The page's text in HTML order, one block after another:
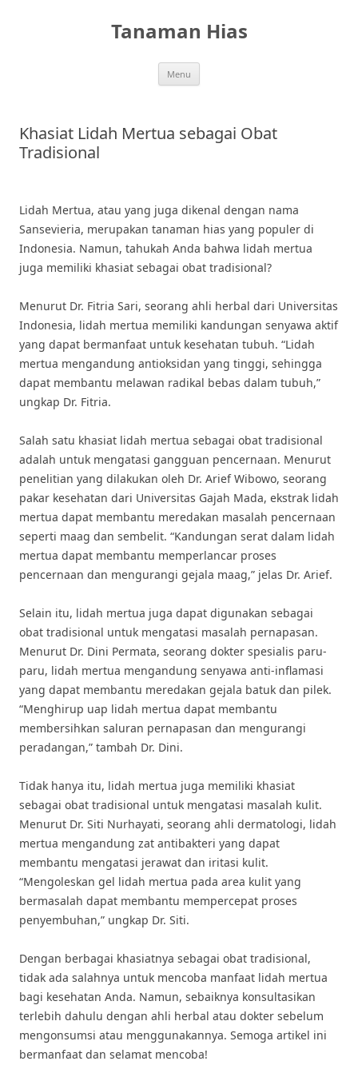
Tanaman Hias
Menu
Khasiat Lidah Mertua sebagai Obat
Tradisional
Lidah Mertua, atau yang juga dikenal dengan nama
Sansevieria, merupakan tanaman hias yang populer di
Indonesia. Namun, tahukah Anda bahwa lidah mertua
juga memiliki khasiat sebagai obat tradisional?
Menurut Dr. Fitria Sari, seorang ahli herbal dari Universitas
Indonesia, lidah mertua memiliki kandungan senyawa aktif
yang dapat bermanfaat untuk kesehatan tubuh. “Lidah
mertua mengandung antioksidan yang tinggi, sehingga
dapat membantu melawan radikal bebas dalam tubuh,”
ungkap Dr. Fitria.
Salah satu khasiat lidah mertua sebagai obat tradisional
adalah untuk mengatasi gangguan pencernaan. Menurut
penelitian yang dilakukan oleh Dr. Arief Wibowo, seorang
pakar kesehatan dari Universitas Gajah Mada, ekstrak lidah
mertua dapat membantu meredakan masalah pencernaan
seperti maag dan sembelit. “Kandungan serat dalam lidah
mertua dapat membantu memperlancar proses
pencernaan dan mengurangi gejala maag,” jelas Dr. Arief.
Selain itu, lidah mertua juga dapat digunakan sebagai
obat tradisional untuk mengatasi masalah pernapasan.
Menurut Dr. Dini Permata, seorang dokter spesialis paru-
paru, lidah mertua mengandung senyawa anti-inflamasi
yang dapat membantu meredakan gejala batuk dan pilek.
“Menghirup uap lidah mertua dapat membantu
membersihkan saluran pernapasan dan mengurangi
peradangan,” tambah Dr. Dini.
Tidak hanya itu, lidah mertua juga memiliki khasiat
sebagai obat tradisional untuk mengatasi masalah kulit.
Menurut Dr. Siti Nurhayati, seorang ahli dermatologi, lidah
mertua mengandung zat antibakteri yang dapat
membantu mengatasi jerawat dan iritasi kulit.
“Mengoleskan gel lidah mertua pada area kulit yang
bermasalah dapat membantu mempercepat proses
penyembuhan,” ungkap Dr. Siti.
Dengan berbagai khasiatnya sebagai obat tradisional,
tidak ada salahnya untuk mencoba manfaat lidah mertua
bagi kesehatan Anda. Namun, sebaiknya konsultasikan
terlebih dahulu dengan ahli herbal atau dokter sebelum
mengonsumsi atau menggunakannya. Semoga artikel ini
bermanfaat dan selamat mencoba!